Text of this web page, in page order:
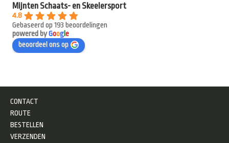
Mijnten Schaats- en Skeelersport
4.8
Gebaseerd op 193 beoordelingen
powered byGooge
beoordeel ons op
CONTACT
ROUTE
BESTELLEN
VERZENDEN